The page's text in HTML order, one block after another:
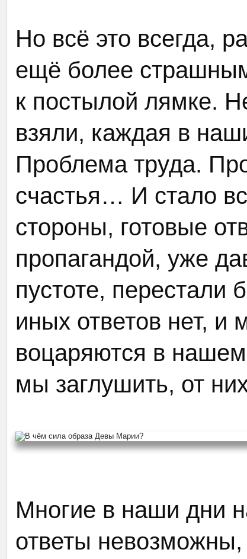
Но всё это всегда,
ещё более
к постылой лямке.
взяли, каждая в
Проблема труда.
счастья… И стало
стороны, готовые
пропагандой, уже
пустоте, перестали
иных ответов нет, и
воцаряются в нашем
мы заглушить, от
Многие в наши дни
ответы